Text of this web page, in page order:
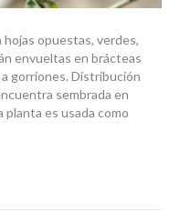
opuestas, verdes,
envueltas en brácteas
gorriones. Distribución
sembrada en
planta es usada como